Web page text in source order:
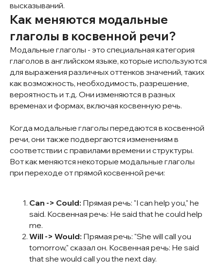
высказываний.
Как меняются модальные
глаголы в косвенной речи?
Модальные глаголы - это специальная категория
глаголов в английском языке, которые используются
для выражения различных оттенков значений, таких
как возможность, необходимость, разрешение,
вероятность и т.д. Они изменяются в разных
временах и формах, включая косвенную речь.
Когда модальные глаголы передаются в косвенной
речи, они также подвергаются изменениям в
соответствии с правилами времени и структуры.
Вот как меняются некоторые модальные глаголы
при переходе от прямой косвенной речи:
Can -> Could: Прямая речь: "I can help you," he
said. Косвенная речь: He said that he could help
me.
Will -> Would: Прямая речь: "She will call you
tomorrow," сказал он. Косвенная речь: He said
that she would call you the next day.